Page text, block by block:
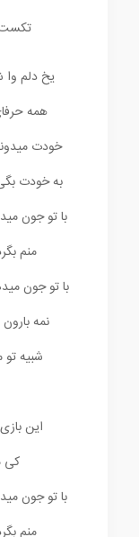
تکست
یخ دلم
همه
خودت
به خودت
با تو جون
منم
با تو جون
نمه
شبیه
این
کی
با تو جون